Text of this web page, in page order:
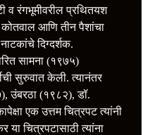
व रंगभूमीवरील प्रथितयश
कोतवाल आणि तीन पैशांचा
दिग्दर्शक.
सामना (१९७५)
सुरुवात केली. त्यानंतर
उंबरठा (१९८२), डॉ.
एक उत्तम चित्रपट त्यांनी
या चित्रपटासाठी त्यांना